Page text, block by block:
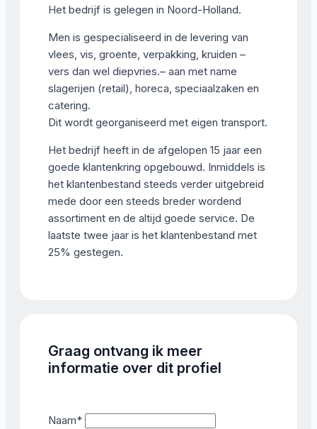
Het bedrijf is gelegen in Noord-Holland.
Men is gespecialiseerd in de levering van
vlees, vis, groente, verpakking, kruiden –
vers dan wel diepvries.– aan met name
slagerijen (retail), horeca, speciaalzaken en
catering.
Dit wordt georganiseerd met eigen transport.
Het bedrijf heeft in de afgelopen 15 jaar een
goede klantenkring opgebouwd. Inmiddels is
het klantenbestand steeds verder uitgebreid
mede door een steeds breder wordend
assortiment en de altijd goede service. De
laatste twee jaar is het klantenbestand met
25% gestegen.
Graag ontvang ik meer
informatie over dit profiel
Naam*